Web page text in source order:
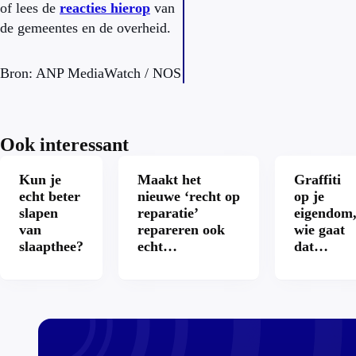
of lees de reacties hierop van
de gemeentes en de overheid.
Bron: ANP MediaWatch / NOS
Ook interessant
Kun je
echt beter
slapen
van
slaapthee?
Maakt het
nieuwe ‘recht op
reparatie’
repareren ook
echt
Graffiti
op je
eigendom,
wie gaat
dat